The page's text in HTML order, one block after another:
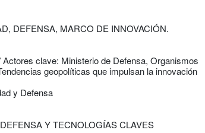
DEFENSA, MARCO DE INNOVACIÓN.
clave: Ministerio de Defensa, Organismos
geopolíticas que impulsan la innovación
y Defensa
Y TECNOLOGÍAS CLAVES